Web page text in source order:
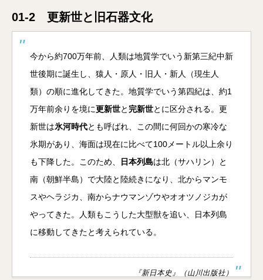
01-2 更新世と旧石器文化
今から約700万年前、人類は地質学でいう新第三紀中新
世後期に誕生し、猿人・原人・旧人・新人（現生人
類）の順に進化してきた。地質学でいう第四紀は、約1
万年前余りを境に更新世と 完新世とに区分される。更
新世は氷河時代とも呼ばれ、この間に何回かの寒冷な
氷期があり、海面は現在に比べて100メートル以上余り
も下降した。このため、
日本列島は北（サハリン）と
南（朝鮮半島）で大陸と陸続きになり、北からマンモ
スやヘラジカ、南からナウマンゾウやオオツノジカが
やってきた。人類もこうした大型獣を追い、日本列島
に移動してきたと考えられている。
『新日本史』（山川出版社）